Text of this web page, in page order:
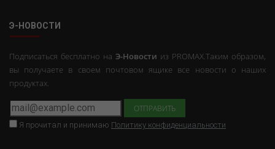
Э-НОВОСТИ
Подписаться бесплатно на Э-Новости из PROMAX.Таким образом,
вы получаете в своем почтовом ящике все новости о наших
продуктах.
Я прочитал и принимаю Политику конфиденциальности